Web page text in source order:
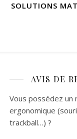
SOLUTIONS
AVIS DE
Vous possédez un
ergonomique
trackball…) ?